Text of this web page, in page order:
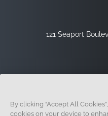
121 Seaport
By clicking “Accept All
cookies on your device to